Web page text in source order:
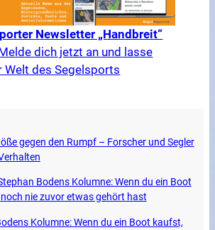
Newsletter „Handbreit“
dich jetzt an und lasse
Welt des Segelsports
gegen den Rumpf – Forscher und Segler
Bodens Kolumne: Wenn du ein Boot
nie zuvor etwas gehört hast
Kolumne: Wenn du ein Boot kaufst,